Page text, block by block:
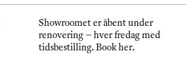
Showroomet er åbent under
renovering – hver fredag med
tidsbestilling.Book her.